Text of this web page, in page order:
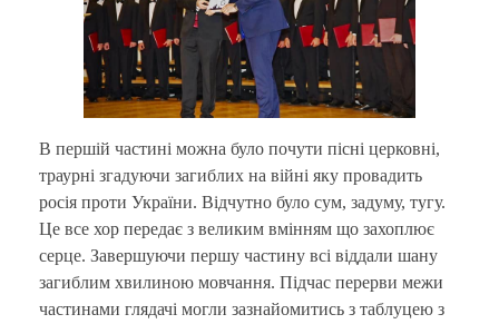
В першій частині можна було почути пісні церковні,
траурні згадуючи загиблих на війні яку провадить
росія проти України. Відчутно було сум, задуму, тугу.
Це все хор передає з великим вмінням що захоплює
серце. Завершуючи першу частину всі віддали шану
загиблим хвилиною мовчання. Підчас перерви межи
частинами глядачі могли зазнайомитись з таблуцею з